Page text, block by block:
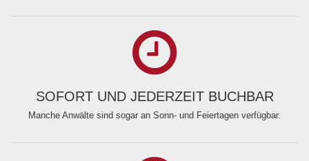
SOFORT UND JEDERZEIT BUCHBAR
Manche Anwälte sind sogar an Sonn- und Feiertagen verfügbar.